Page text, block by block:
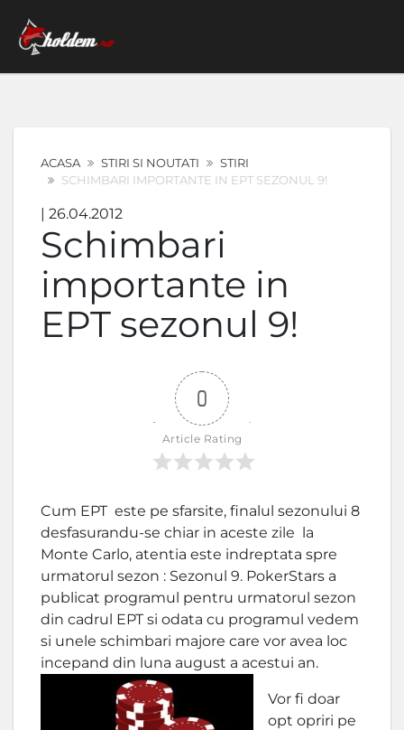
ACASA STIRI SI NOUTATI
STIRI
SCHIMBARI IMPORTANTE IN EPT SEZONUL 9!
| 26.04.2012
Schimbari
importante in
EPT sezonul 9!
0
Article Rating
Cum EPT este pe sfarsite, finalul sezonului 8
desfasurandu-se chiar in aceste zile la
Monte Carlo, atentia este indreptata spre
urmatorul sezon : Sezonul 9. PokerStars a
publicat programul pentru urmatorul sezon
din cadrul EPT si odata cu programul vedem
si unele schimbari majore care vor avea loc
incepand din luna august a acestui an.
Vor fi doar
opt opriri pe